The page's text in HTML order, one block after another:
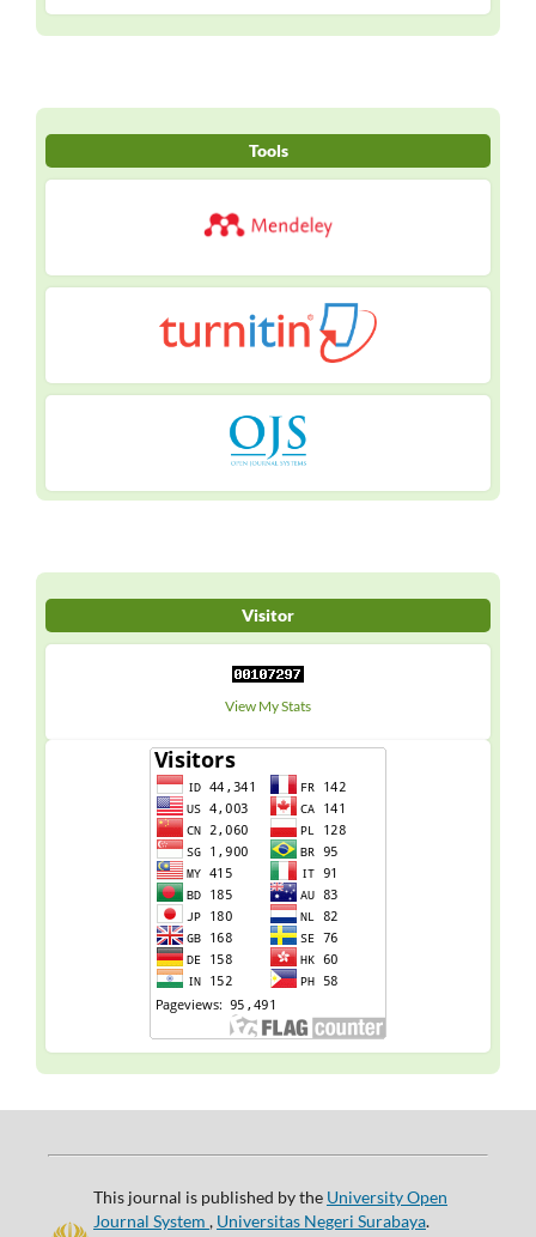
Tools
Visitor
View My Stats
This journal is published by the University Open
Journal System , Universitas Negeri Surabaya.